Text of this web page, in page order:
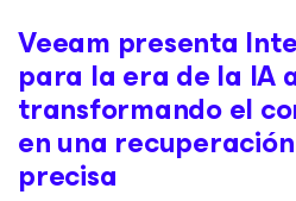
Veeam presenta
para la era de la IA
transformando el
en una
precisa